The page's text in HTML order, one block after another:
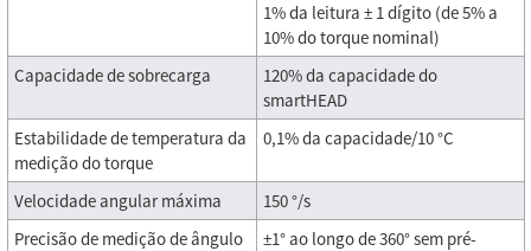
1% da leitura ± 1 dígito (de 5% a
10% do torque nominal)
Capacidade de sobrecarga
120% da capacidade do
smartHEAD
Estabilidade de temperatura da
medição do torque
0,1% da capacidade/10 °C
Velocidade angular máxima
150 °/s
Precisão de medição de ângulo
±1° ao longo de 360° sem pré-